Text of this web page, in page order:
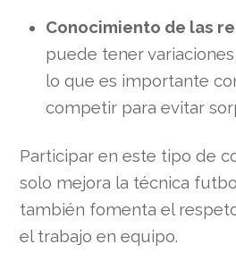
Conocimiento de las
puede tener
lo que es importante
competir para evitar
Participar en este tipo de
solo mejora la técnica
también fomenta el
el trabajo en equipo.